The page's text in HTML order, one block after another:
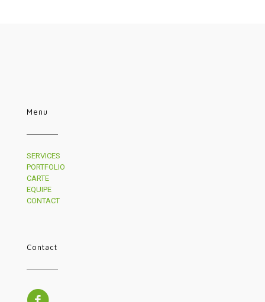
Menu
SERVICES
PORTFOLIO
CARTE
EQUIPE
CONTACT
Contact